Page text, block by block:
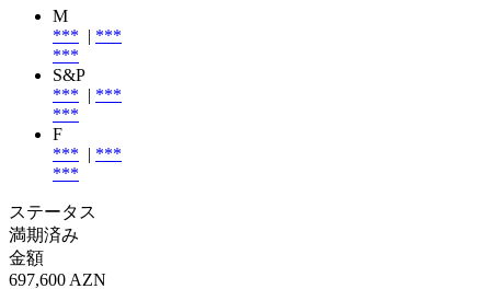
M
*** | ***
***
S&P
*** | ***
***
F
*** | ***
***
ステータス
満期済み
金額
697,600 AZN